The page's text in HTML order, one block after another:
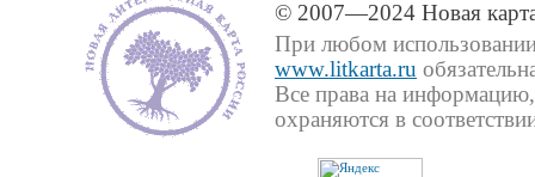
© 2007—2024 Новая
При любом использовании
www.litkarta.ru
Все права на
охраняются в